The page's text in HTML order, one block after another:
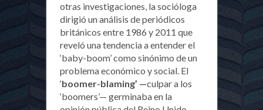
otras investigaciones, la socióloga
dirigió un análisis de periódicos
británicos entre 1986 y 2011 que
reveló una tendencia a entender el
‘baby-boom’ como sinónimo de un
problema económico y social. El
‘boomer-blaming’ —culpar a los
‘boomers’— germinaba en la